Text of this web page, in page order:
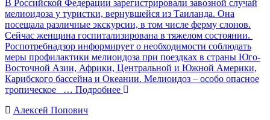
В Российской Федерации зарегистрировали завозной случай
мелиоидоза у туристки, вернувшейся из Таиланда. Она
посещала различные экскурсии, в том числе ферму слонов.
Сейчас женщина госпитализирована в тяжелом состоянии.
Роспотребнадзор информирует о необходимости соблюдать
меры профилактики мелиоидоза при поездках в страны Юго-
Восточной Азии, Африки, Центральной и Южной Америки,
Карибского бассейна и Океании. Мелиоидоз – особо опасное
тропическое
… Подробнее
Алексей Попович